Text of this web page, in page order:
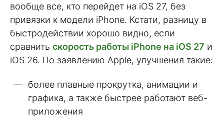
вообще все, кто перейдет на iOS 27, без
привязки к модели iPhone. Кстати, разницу в
быстродействии хорошо видно, если
сравнить скорость работы iPhone на iOS 27 и
iOS 26. По заявлению Apple, улучшения такие:
более плавные прокрутка, анимации и
графика, а также быстрее работают веб-
приложения